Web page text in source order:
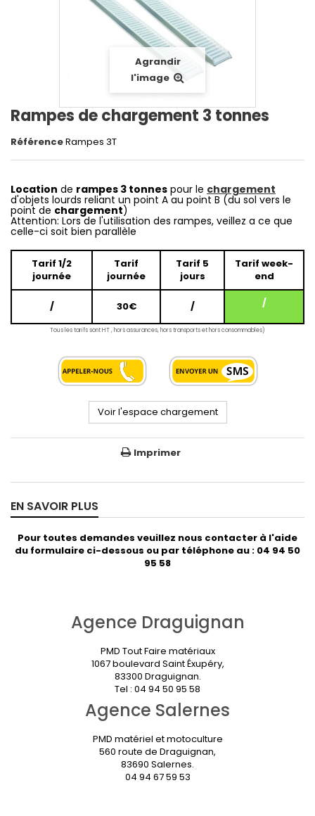
Agrandir
l'image
Rampes de chargement 3 tonnes
RéférenceRampes 3T
Location de rampes 3 tonnes pour le chargement
d'objets lourds reliant un point A au point B (du sol vers le
point de chargement)
Attention: Lors de l'utilisation des rampes, veillez a ce que
celle-ci soit bien parallèle
Tarif 1/2
journée
Tarif
journée
Tarif 5
jours
Tarif week-
end
/ 30€ / /
Tous les tarifs sont HT , hors assurances, hors transports et hors consommables)
Voir l'espace chargement
Imprimer
EN SAVOIR PLUS
Pour toutes demandes veuillez nous contacter à l'aide
du formulaire ci-dessous ou par téléphone au : 04 94 50
95 58
Agence Draguignan
PMD Tout Faire matériaux
1067 boulevard Saint Éxupéry,
83300 Draguignan.
Tel : 04 94 50 95 58
Agence Salernes
PMD matériel et motoculture
560 route de Draguignan,
83690 Salernes.
04 94 67 59 53